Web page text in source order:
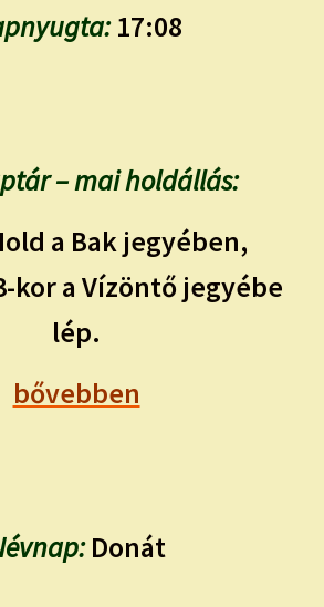
17:08
– mai holdállás:
a Bak jegyében,
kor a Vízöntő jegyébe
lép.
bővebben
Donát